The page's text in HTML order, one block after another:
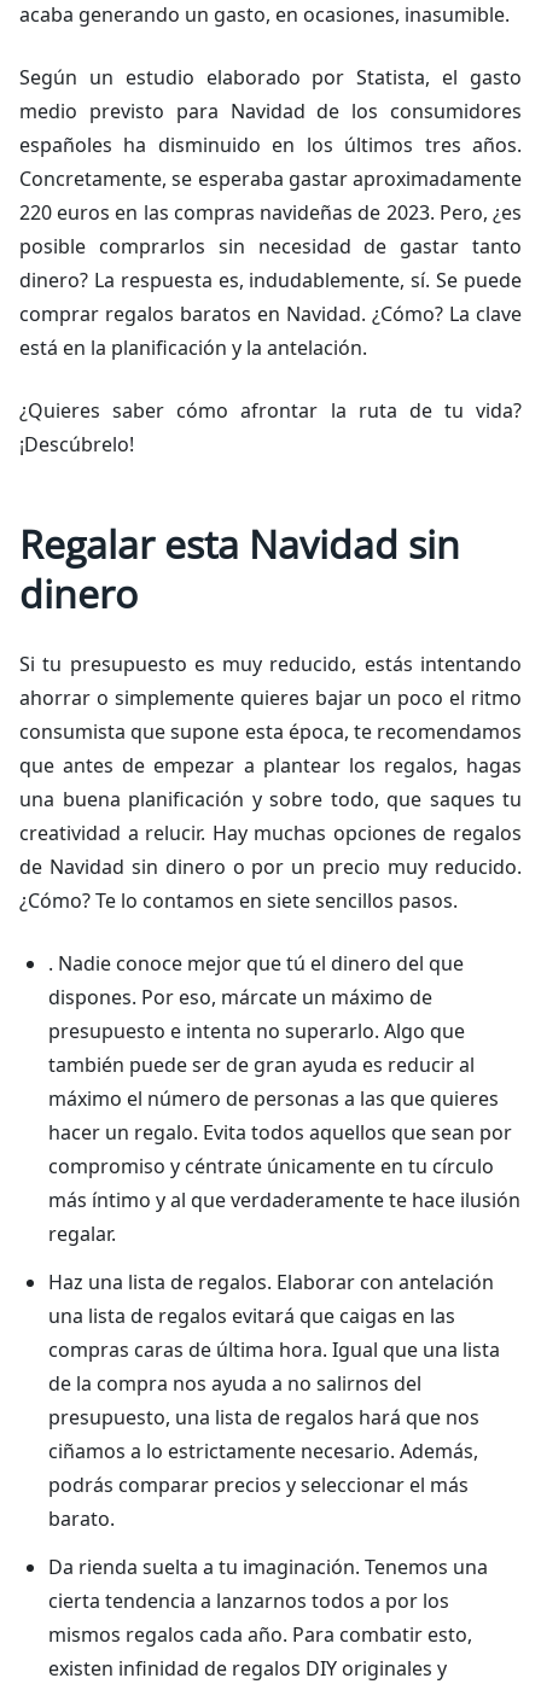
acaba generando un gasto, en ocasiones, inasumible.
Según un estudio elaborado por Statista, el gasto
medio previsto para Navidad de los consumidores
españoles ha disminuido en los últimos tres años.
Concretamente, se esperaba gastar aproximadamente
220 euros en las compras navideñas de 2023. Pero, ¿es
posible comprarlos sin necesidad de gastar tanto
dinero? La respuesta es, indudablemente, sí. Se puede
comprar regalos baratos en Navidad. ¿Cómo? La clave
está en la planificación y la antelación.
¿Quieres saber cómo afrontar la ruta de tu vida?
¡Descúbrelo!
Regalar esta Navidad sin
dinero
Si tu presupuesto es muy reducido, estás intentando
ahorrar o simplemente quieres bajar un poco el ritmo
consumista que supone esta época, te recomendamos
que antes de empezar a plantear los regalos, hagas
una buena planificación y sobre todo, que saques tu
creatividad a relucir. Hay muchas opciones de regalos
de Navidad sin dinero o por un precio muy reducido.
¿Cómo? Te lo contamos en siete sencillos pasos.
. Nadie conoce mejor que tú el dinero del que
dispones. Por eso, márcate un máximo de
presupuesto e intenta no superarlo. Algo que
también puede ser de gran ayuda es reducir al
máximo el número de personas a las que quieres
hacer un regalo. Evita todos aquellos que sean por
compromiso y céntrate únicamente en tu círculo
más íntimo y al que verdaderamente te hace ilusión
regalar.
Haz una lista de regalos. Elaborar con antelación
una lista de regalos evitará que caigas en las
compras caras de última hora. Igual que una lista
de la compra nos ayuda a no salirnos del
presupuesto, una lista de regalos hará que nos
ciñamos a lo estrictamente necesario. Además,
podrás comparar precios y seleccionar el más
barato.
Da rienda suelta a tu imaginación. Tenemos una
cierta tendencia a lanzarnos todos a por los
mismos regalos cada año. Para combatir esto,
existen infinidad de regalos DIY originales y